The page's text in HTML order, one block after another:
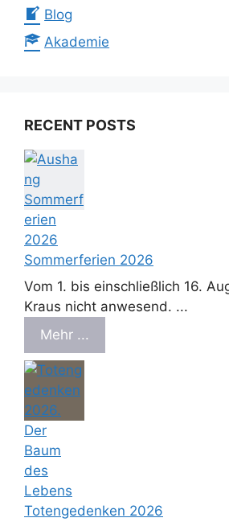
Blog
Akademie
RECENT POSTS
Sommerferien 2026
Vom 1. bis einschließlich 16.
Kraus nicht anwesend. ...
Mehr ...
Totengedenken 2026